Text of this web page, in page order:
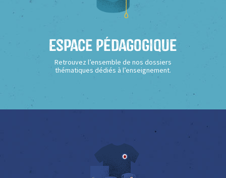
Espace Pédagogique
Retrouvez l’ensemble de nos dossiers
thématiques dédiés à l’enseignement.